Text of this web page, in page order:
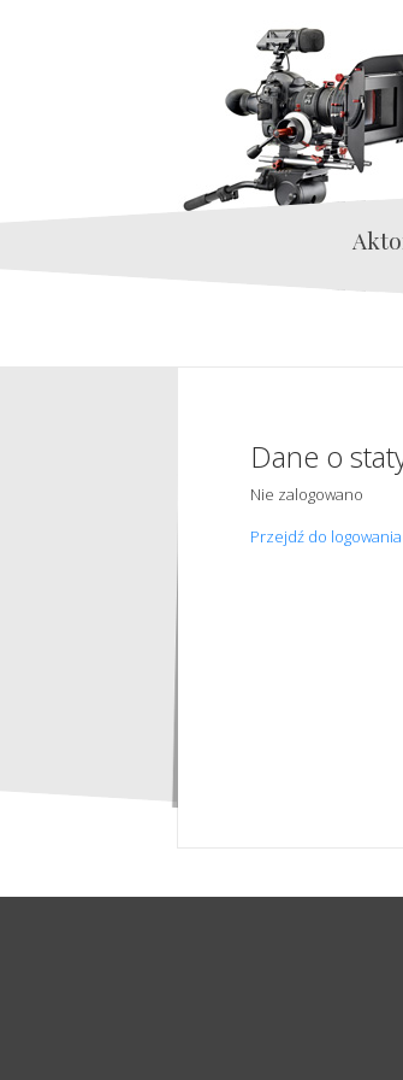
Dane o
Nie zalogowano
Przejdź do logowania